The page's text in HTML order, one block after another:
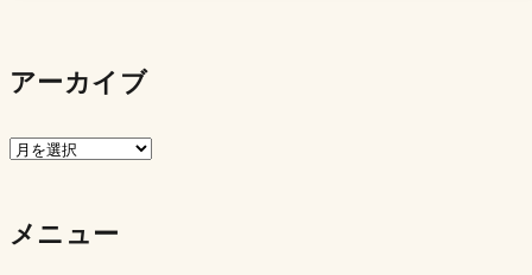
アーカイブ
ア
イ
メニュー